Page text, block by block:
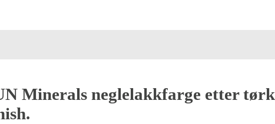
Minerals neglelakkfarge etter